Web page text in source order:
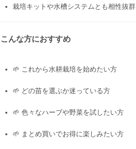
栽培キットや水槽システムとも相性抜群
こんな方におすすめ
🌱 これから水耕栽培を始めたい方
🌱 どの苗を選ぶか迷っている方
🌱 色々なハーブや野菜を試したい方
🌱 まとめ買いでお得に楽しみたい方